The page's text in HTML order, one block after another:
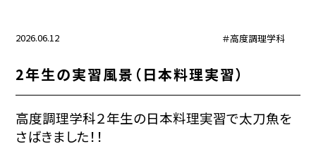
2026.06.12 ＃高度調理学科
2年生の実習風景（日本料理実習）
高度調理学科２年生の日本料理実習で太刀魚を
さばきました！！